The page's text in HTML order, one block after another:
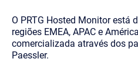
O PRTG Hosted Monitor está
regiões EMEA, APAC e
comercializada através dos
Paessler.